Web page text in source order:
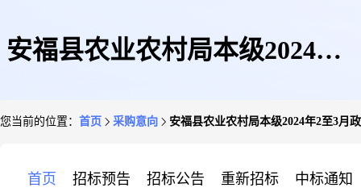
安福县农业农村局本级2024年2
您当前的位置： 首页 采购意向 安福县农业农村局本级2024年2至3月
首页 招标预告 招标公告 重新招标 中标通知